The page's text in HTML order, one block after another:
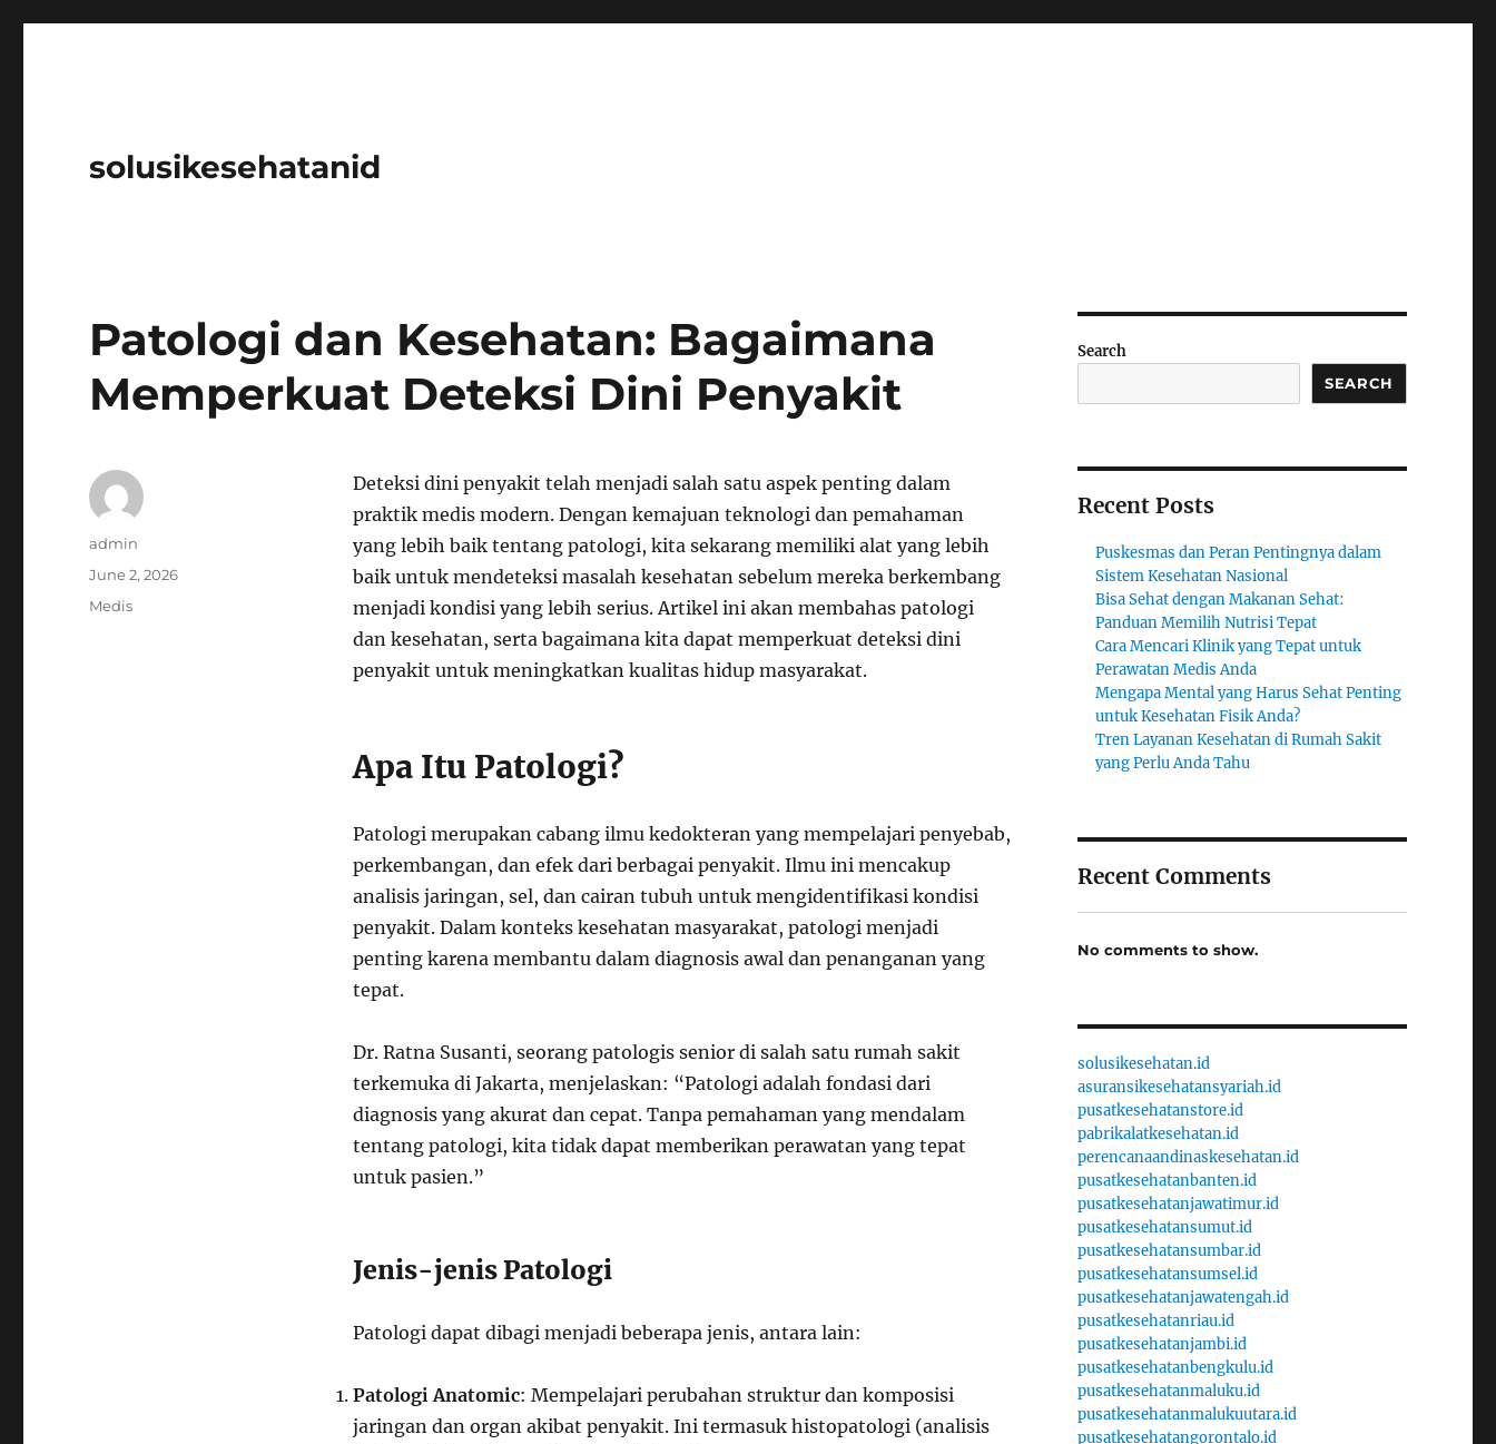
solusikesehatanid
Patologi dan Kesehatan: Bagaimana
Memperkuat Deteksi Dini Penyakit
Deteksi dini penyakit telah menjadi salah satu aspek penting dalam
praktik medis modern. Dengan kemajuan teknologi dan pemahaman
yang lebih baik tentang patologi, kita sekarang memiliki alat yang lebih
baik untuk mendeteksi masalah kesehatan sebelum mereka berkembang
menjadi kondisi yang lebih serius. Artikel ini akan membahas patologi
dan kesehatan, serta bagaimana kita dapat memperkuat deteksi dini
penyakit untuk meningkatkan kualitas hidup masyarakat.
Apa Itu Patologi?
Patologi merupakan cabang ilmu kedokteran yang mempelajari penyebab,
perkembangan, dan efek dari berbagai penyakit. Ilmu ini mencakup
analisis jaringan, sel, dan cairan tubuh untuk mengidentifikasi kondisi
penyakit. Dalam konteks kesehatan masyarakat, patologi menjadi
penting karena membantu dalam diagnosis awal dan penanganan yang
tepat.
Dr. Ratna Susanti, seorang patologis senior di salah satu rumah sakit
terkemuka di Jakarta, menjelaskan: “Patologi adalah fondasi dari
diagnosis yang akurat dan cepat. Tanpa pemahaman yang mendalam
tentang patologi, kita tidak dapat memberikan perawatan yang tepat
untuk pasien.”
Jenis-jenis Patologi
Patologi dapat dibagi menjadi beberapa jenis, antara lain:
Patologi Anatomic: Mempelajari perubahan struktur dan komposisi
jaringan dan organ akibat penyakit. Ini termasuk histopatologi (analisis
Author
admin
Posted
June 2, 2026
Categories
Medis
Search
SEARCH
Recent Posts
Puskesmas dan Peran Pentingnya dalam
Sistem Kesehatan Nasional
Bisa Sehat dengan Makanan Sehat:
Panduan Memilih Nutrisi Tepat
Cara Mencari Klinik yang Tepat untuk
Perawatan Medis Anda
Mengapa Mental yang Harus Sehat Penting
untuk Kesehatan Fisik Anda?
Tren Layanan Kesehatan di Rumah Sakit
yang Perlu Anda Tahu
Recent Comments
No comments to show.
solusikesehatan.id
asuransikesehatansyariah.id
pusatkesehatanstore.id
pabrikalatkesehatan.id
perencanaandinaskesehatan.id
pusatkesehatanbanten.id
pusatkesehatanjawatimur.id
pusatkesehatansumut.id
pusatkesehatansumbar.id
pusatkesehatansumsel.id
pusatkesehatanjawatengah.id
pusatkesehatanriau.id
pusatkesehatanjambi.id
pusatkesehatanbengkulu.id
pusatkesehatanmaluku.id
pusatkesehatanmalukuutara.id
pusatkesehatangorontalo.id